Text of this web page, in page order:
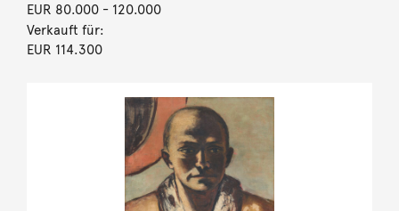
EUR 80.000- 120.000
Verkauft für:
EUR 114.300